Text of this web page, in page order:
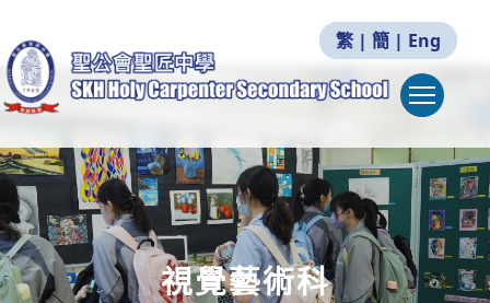
繁 | 簡 | Eng
視覺藝術科